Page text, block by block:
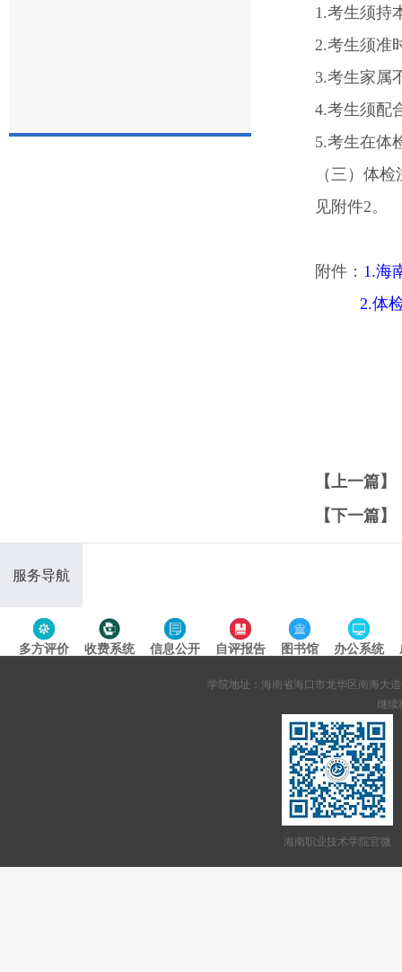
1.考生须持
2.考生须准
3.考生家属
4.考生须配
5.考生在体
（三）体
见附件2。
附件： 1.海
2.体检
【上一篇】
【下一篇】
服务导航
多方评价 收费系统 信息公开 自评报告 图书馆 办公系统
学院地址：海南省海口市龙华区南海大道
继续
海南职业技术学院官微